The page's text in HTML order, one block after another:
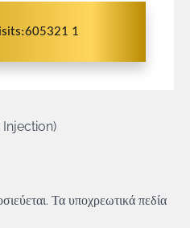
1
Injection)
Τα υποχρεωτικά πεδία